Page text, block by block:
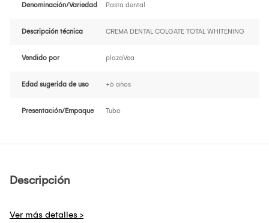
Denominación/Variedad Pasta dental
Descripción técnica CREMA DENTAL COLGATE TOTAL WHITENING
Vendido por plazaVea
Edad sugerida de uso +6 años
Presentación/Empaque Tubo
Descripción